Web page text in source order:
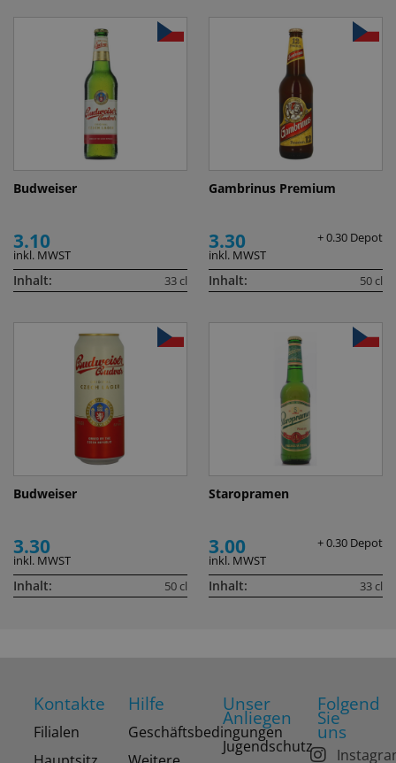
Budweiser
3.10
inkl. MWST
Inhalt: 33 cl
Gambrinus Premium
3.30
+ 0.30 Depot
inkl. MWST
Inhalt: 50 cl
Budweiser
3.30
inkl. MWST
Inhalt: 50 cl
Staropramen
3.00
+ 0.30 Depot
inkl. MWST
Inhalt: 33 cl
Kontakte
Filialen
Hilfe
Geschäftsbedingungen
Unser
Anliegen
Jugendschutz
Folgend
Sie
uns